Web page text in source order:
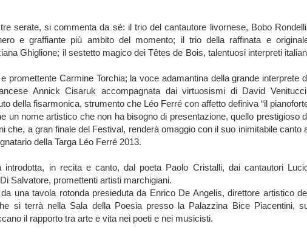
serate, si commenta da sé: il trio del cantautore livornese, Bobo
e graffiante più ambito del momento; il trio della raffinata e
Ghiglione; il sestetto magico dei Têtes de Bois, talentuosi interpreti
promettente Carmine Torchia; la voce adamantina della grande interprete
Annick Cisaruk accompagnata dai virtuosismi di David
della fisarmonica, strumento che Léo Ferré con affetto definiva “il
un nome artistico che non ha bisogno di presentazione, quello prestigioso
che, a gran finale del Festival, renderà omaggio con il suo inimitabile canto
della Targa Léo Ferré 2013.
introdotta, in recita e canto, dal poeta Paolo Cristalli, dai cantautori
Salvatore, promettenti artisti marchigiani.
una tavola rotonda presieduta da Enrico De Angelis, direttore artistico
si terrà nella Sala della Poesia presso la Palazzina Bice Piacentini,
il rapporto tra arte e vita nei poeti e nei musicisti.